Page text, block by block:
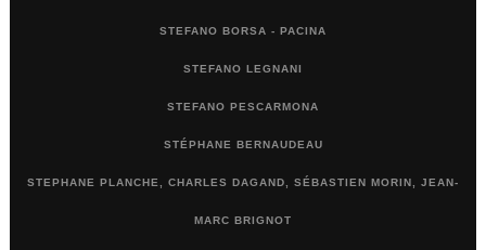
STEFANO BORSA - PACINA
STEFANO LEGNANI
STEFANO PESCARMONA
STÉPHANE BERNAUDEAU
STEPHANE PLANCHE, CHARLES DAGAND, SÉBASTIEN MORIN, JEAN-
MARC BRIGNOT